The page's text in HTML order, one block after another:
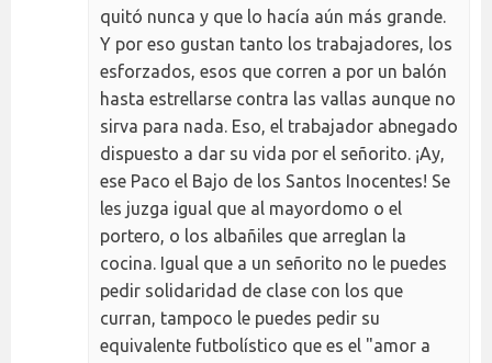
quitó nunca y que lo hacía aún más grande.
Y por eso gustan tanto los trabajadores, los
esforzados, esos que corren a por un balón
hasta estrellarse contra las vallas aunque no
sirva para nada. Eso, el trabajador abnegado
dispuesto a dar su vida por el señorito. ¡Ay,
ese Paco el Bajo de los Santos Inocentes! Se
les juzga igual que al mayordomo o el
portero, o los albañiles que arreglan la
cocina. Igual que a un señorito no le puedes
pedir solidaridad de clase con los que
curran, tampoco le puedes pedir su
equivalente futbolístico que es el "amor a